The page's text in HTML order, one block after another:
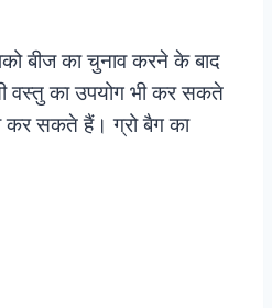
बीज का चुनाव करने के बाद
वस्तु का उपयोग भी कर सकते
कर सकते हैं। ग्रो बैग का